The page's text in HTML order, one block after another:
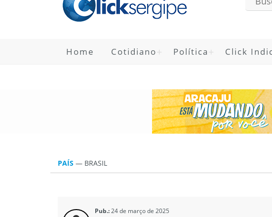
Home Cotidiano Política Click
PAÍS — BRASIL
Pub.:24 de março de 2025